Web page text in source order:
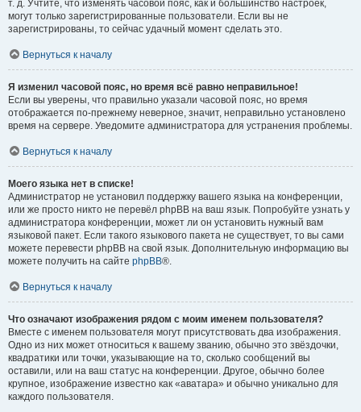
т. д. Учтите, что изменять часовой пояс, как и большинство настроек,
могут только зарегистрированные пользователи. Если вы не
зарегистрированы, то сейчас удачный момент сделать это.
Вернуться к началу
Я изменил часовой пояс, но время всё равно неправильное!
Если вы уверены, что правильно указали часовой пояс, но время
отображается по-прежнему неверное, значит, неправильно установлено
время на сервере. Уведомите администратора для устранения проблемы.
Вернуться к началу
Моего языка нет в списке!
Администратор не установил поддержку вашего языка на конференции,
или же просто никто не перевёл phpBB на ваш язык. Попробуйте узнать у
администратора конференции, может ли он установить нужный вам
языковой пакет. Если такого языкового пакета не существует, то вы сами
можете перевести phpBB на свой язык. Дополнительную информацию вы
можете получить на сайте phpBB®.
Вернуться к началу
Что означают изображения рядом с моим именем пользователя?
Вместе с именем пользователя могут присутствовать два изображения.
Одно из них может относиться к вашему званию, обычно это звёздочки,
квадратики или точки, указывающие на то, сколько сообщений вы
оставили, или на ваш статус на конференции. Другое, обычно более
крупное, изображение известно как «аватара» и обычно уникально для
каждого пользователя.